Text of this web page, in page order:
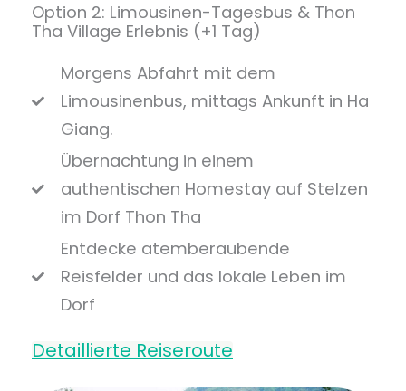
Option 2: Limousinen-Tagesbus & Thon
Tha Village Erlebnis (+1 Tag)
Morgens Abfahrt mit dem
Limousinenbus, mittags Ankunft in Ha
Giang.
Übernachtung in einem
authentischen Homestay auf Stelzen
im Dorf Thon Tha
Entdecke atemberaubende
Reisfelder und das lokale Leben im
Dorf
Detaillierte Reiseroute